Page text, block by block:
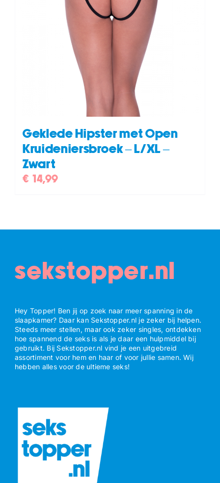
Geklede Hipster met Open
Kruideniersbroek – L/XL –
Zwart
€ 14,99
sekstopper.nl
Hey Topper! Ben jij op zoek naar meer spanning in de
slaapkamer? Daar kan Sekstopper.nl je zeker bij helpen.
Steeds meer stellen, maar ook zeker singles, ontdekken
hoe spannend de seks is als je daar een hulpmiddel bij
gebruikt. Bij Sekstopper.nl vind je een uitgebreid
assortiment voor hem en haar of voor jullie samen. Wij
hebben alles voor de ultieme seks!